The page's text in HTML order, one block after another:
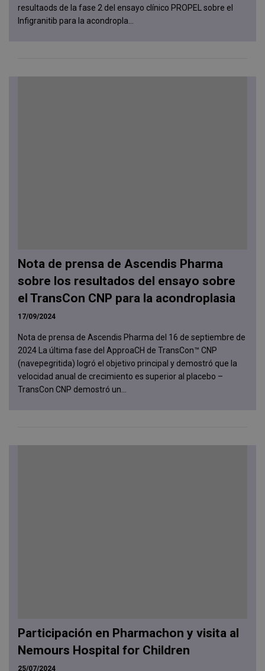
resultaods de la fase 2 del ensayo clínico PROPEL sobre el
Infigranitib para la acondropla...
Nota de prensa de Ascendis Pharma
sobre los resultados del ensayo sobre
el TransCon CNP para la acondroplasia
17/09/2024
Nota de prensa de Ascendis Pharma del 16 de septiembre de
2024 La última fase del ApproaCH de TransCon™ CNP
(navepegritida) logró el objetivo principal y demostró que la
velocidad anual de crecimiento es superior al placebo –
TransCon CNP demostró un...
Participación en Pharmachon y visita al
Nemours Hospital for Children
25/07/2024